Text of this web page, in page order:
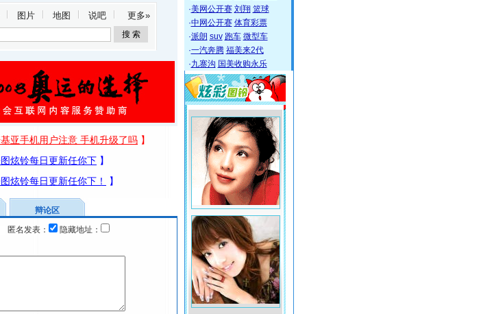
图片 地图 说吧 更多»
辩论区
匿名发表：
隐藏地址：
·美网公开赛 刘翔 篮球
·中网公开赛 体育彩票
·派朗 suv 跑车 微型车
·一汽奔腾 福美来2代
·九寨沟 国美收购永乐